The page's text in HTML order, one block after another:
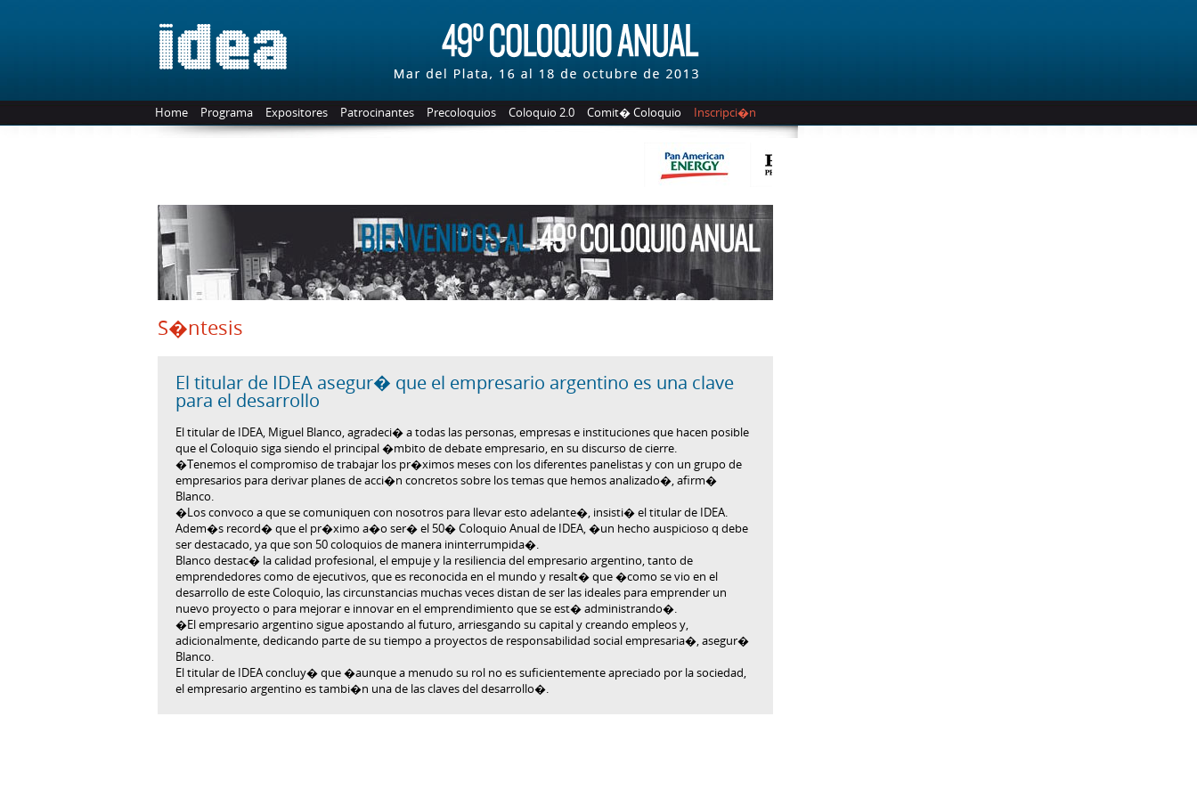
Home Programa Expositores Patrocinantes Precoloquios Coloquio 2.0 Comit� Coloquio Inscripci�n
S�ntesis
El titular de IDEA asegur� que el empresario argentino es una clave
para el desarrollo
El titular de IDEA, Miguel Blanco, agradeci� a todas las personas, empresas e instituciones que hacen posible
que el Coloquio siga siendo el principal �mbito de debate empresario, en su discurso de cierre.
�Tenemos el compromiso de trabajar los pr�ximos meses con los diferentes panelistas y con un grupo de
empresarios para derivar planes de acci�n concretos sobre los temas que hemos analizado�, afirm�
Blanco.
�Los convoco a que se comuniquen con nosotros para llevar esto adelante�, insisti� el titular de IDEA.
Adem�s record� que el pr�ximo a�o ser� el 50� Coloquio Anual de IDEA, �un hecho auspicioso q debe
ser destacado, ya que son 50 coloquios de manera ininterrumpida�.
Blanco destac� la calidad profesional, el empuje y la resiliencia del empresario argentino, tanto de
emprendedores como de ejecutivos, que es reconocida en el mundo y resalt� que �como se vio en el
desarrollo de este Coloquio, las circunstancias muchas veces distan de ser las ideales para emprender un
nuevo proyecto o para mejorar e innovar en el emprendimiento que se est� administrando�.
�El empresario argentino sigue apostando al futuro, arriesgando su capital y creando empleos y,
adicionalmente, dedicando parte de su tiempo a proyectos de responsabilidad social empresaria�, asegur�
Blanco.
El titular de IDEA concluy� que �aunque a menudo su rol no es suficientemente apreciado por la sociedad,
el empresario argentino es tambi�n una de las claves del desarrollo�.